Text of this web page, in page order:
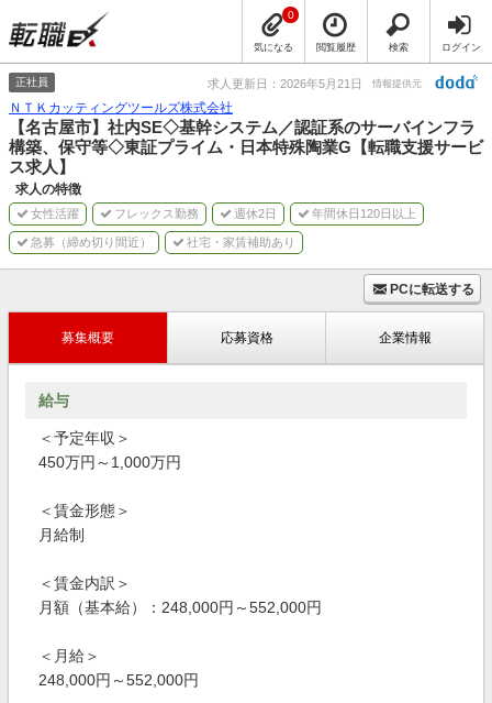
気になる
0
閲覧履歴 検索 ログイン
正社員 求人更新日：2026年5月21日 情報提供元
ＮＴＫカッティングツールズ株式会社
【名古屋市】社内SE◇基幹システム／認証系のサーバインフラ
構築、保守等◇東証プライム・日本特殊陶業G【転職支援サービ
ス求人】
求人の特徴
女性活躍 フレックス勤務 週休2日 年間休日120日以上
急募（締め切り間近） 社宅・家賃補助あり
PCに転送する
募集概要 応募資格 企業情報
給与
＜予定年収＞
450万円～1,000万円
＜賃金形態＞
月給制
＜賃金内訳＞
月額（基本給）：248,000円～552,000円
＜月給＞
248,000円～552,000円